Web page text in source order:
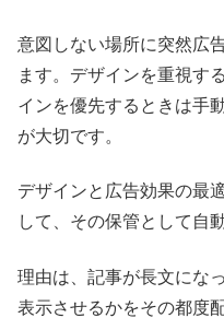
意図しない場所に突然広
ます。デザインを重視す
インを優先するときは手
が大切です。
デザインと広告効果の最
して、その保管として自
理由は、記事が長文にな
表示させるかをその都度